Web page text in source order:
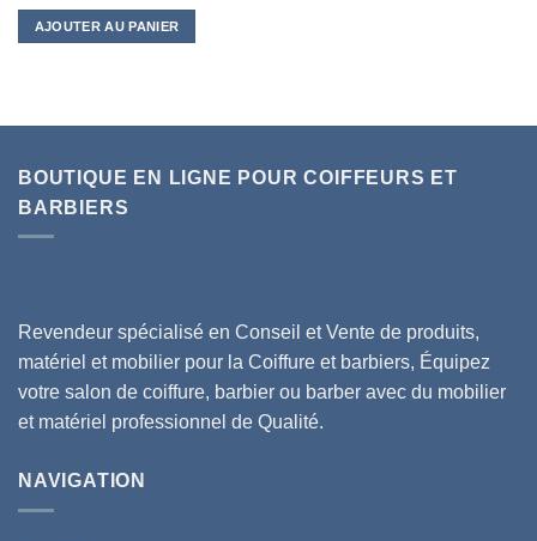
AJOUTER AU PANIER
BOUTIQUE EN LIGNE POUR COIFFEURS ET
BARBIERS
Revendeur spécialisé en Conseil et Vente de produits,
matériel et mobilier pour la Coiffure et barbiers, Équipez
votre salon de coiffure, barbier ou barber avec du mobilier
et matériel professionnel de Qualité.
NAVIGATION